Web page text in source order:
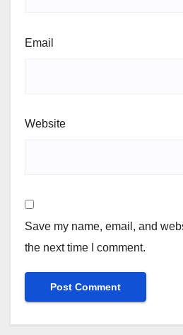
Email
Website
Save my name, email, and
the next time I comment.